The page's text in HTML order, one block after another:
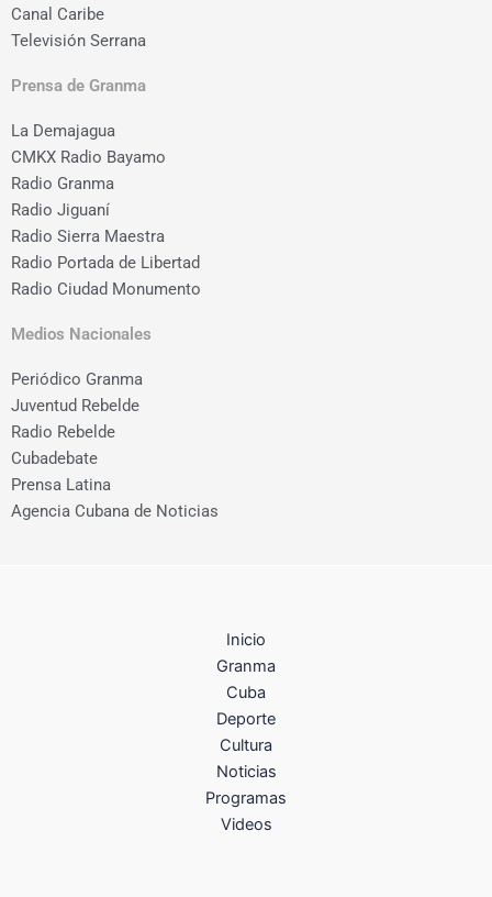
Canal Caribe
Televisión Serrana
Prensa de Granma
La Demajagua
CMKX Radio Bayamo
Radio Granma
Radio Jiguaní
Radio Sierra Maestra
Radio Portada de Libertad
Radio Ciudad Monumento
Medios Nacionales
Periódico Granma
Juventud Rebelde
Radio Rebelde
Cubadebate
Prensa Latina
Agencia Cubana de Noticias
Inicio
Granma
Cuba
Deporte
Cultura
Noticias
Programas
Videos